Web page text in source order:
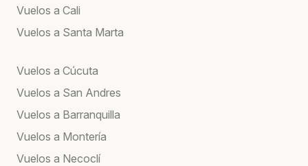
Vuelos a Cali
Vuelos a Santa Marta
Vuelos a Cúcuta
Vuelos a San Andres
Vuelos a Barranquilla
Vuelos a Montería
Vuelos a Necoclí